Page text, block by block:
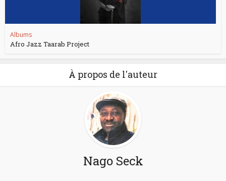
Albums
Afro Jazz Taarab Project
À propos de l'auteur
Nago Seck